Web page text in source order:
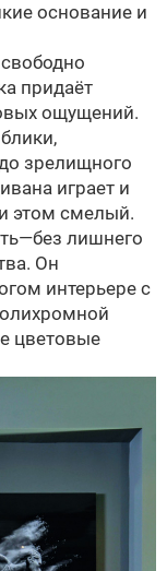
основание и
придаёт
ощущений.
зрелищного
играет и
этом смелый.
лишнего
Он
интерьере с
цветовые